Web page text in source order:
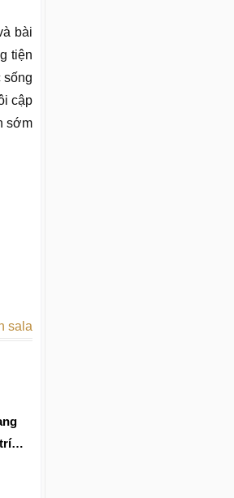
bài
tiện
sống
cập
sớm
sala